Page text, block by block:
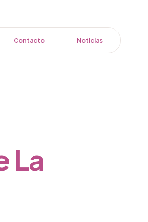
Contacto Noticias
La